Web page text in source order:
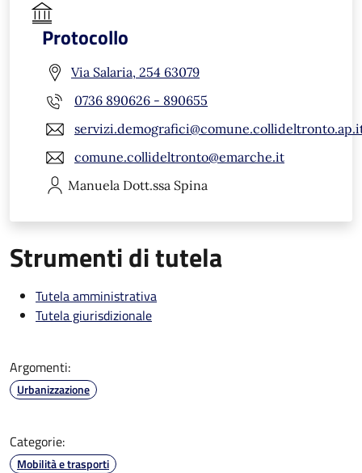
Protocollo
Via Salaria, 254 63079
0736 890626 - 890655
comune.collideltronto@emarche.it
Manuela Dott.ssa Spina
Strumenti di tutela
Tutela amministrativa
Tutela giurisdizionale
Argomenti:
Urbanizzazione
Categorie:
Mobilità e trasporti